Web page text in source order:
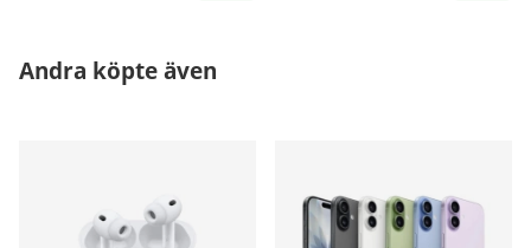
Andra köpte även